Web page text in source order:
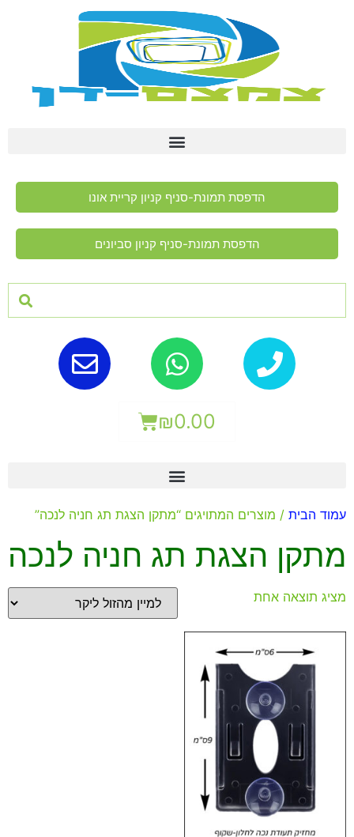
הדפסת תמונת-סניף קניון קריית אונו
הדפסת תמונת-סניף קניון סביונים
₪0.00
עמוד הבית / מוצרים המתויגים “מתקן הצגת תג חניה לנכה”
מתקן הצגת תג חניה לנכה
מציג תוצאה אחת